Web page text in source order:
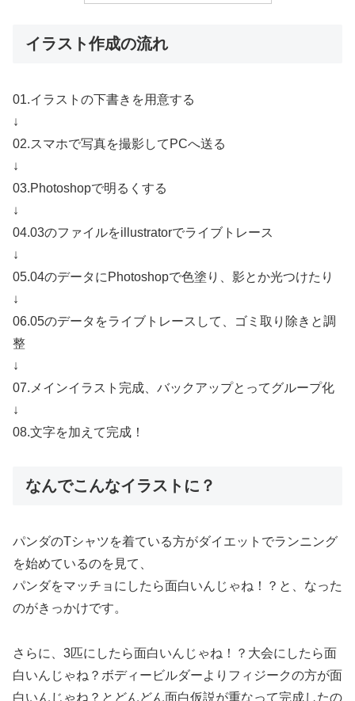
イラスト作成の流れ
01.イラストの下書きを用意する
↓
02.スマホで写真を撮影してPCへ送る
↓
03.Photoshopで明るくする
↓
04.03のファイルをillustratorでライブトレース
↓
05.04のデータにPhotoshopで色塗り、影とか光つけたり
↓
06.05のデータをライブトレースして、ゴミ取り除きと調
整
↓
07.メインイラスト完成、バックアップとってグループ化
↓
08.文字を加えて完成！
なんでこんなイラストに？
パンダのTシャツを着ている方がダイエットでランニング
を始めているのを見て、
パンダをマッチョにしたら面白いんじゃね！？と、なった
のがきっかけです。
さらに、3匹にしたら面白いんじゃね！？大会にしたら面
白いんじゃね？ボディービルダーよりフィジークの方が面
白いんじゃね？とどんどん面白仮説が重なって完成したの